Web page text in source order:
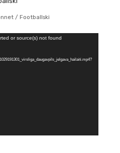
/ Footballski
or source(s) not found